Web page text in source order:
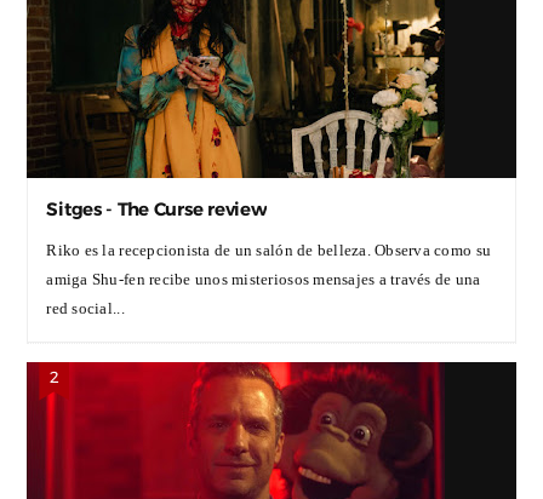
Sitges - The Curse review
Riko es la recepcionista de un salón de belleza. Observa como su
amiga Shu-fen recibe unos misteriosos mensajes a través de una
red social...